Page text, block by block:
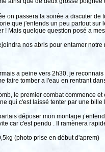
on passera la soirée a discuter de
que j'entends un peu partout sur
! Mais quelque question posé a
nos abris pour entamer notre
a peine vers 2h30, je
faire tomber a l'eau en rentrant
le premier combat commence
qui c'est laissé tenter par une
déposer mon montage
car c'est pendu . Il ramènera
(photo prise en début d'aprem)